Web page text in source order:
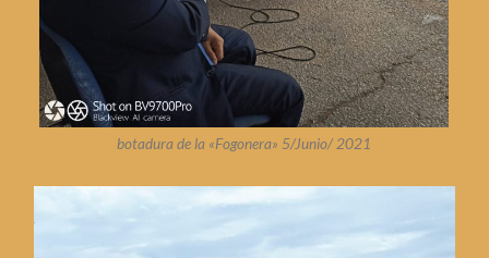
botadura de la «Fogonera» 5/Junio/ 2021